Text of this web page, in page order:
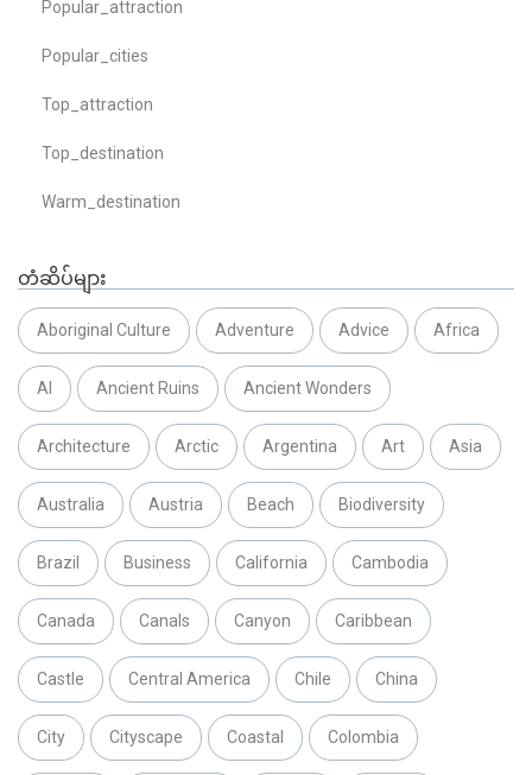
Popular_attraction
Popular_cities
Top_attraction
Top_destination
Warm_destination
တံဆိပ်များ
Aboriginal Culture Adventure Advice Africa
AI Ancient Ruins Ancient Wonders
Architecture Arctic Argentina Art Asia
Australia Austria Beach Biodiversity
Brazil Business California Cambodia
Canada Canals Canyon Caribbean
Castle Central America Chile China
City Cityscape Coastal Colombia